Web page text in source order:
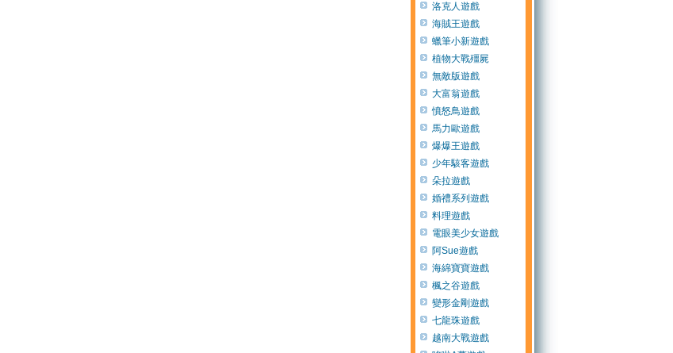
洛克人遊戲
海賊王遊戲
蠟筆小新遊戲
植物大戰殭屍
無敵版遊戲
大富翁遊戲
憤怒鳥遊戲
馬力歐遊戲
爆爆王遊戲
少年駭客遊戲
朵拉遊戲
婚禮系列遊戲
料理遊戲
電眼美少女遊戲
阿Sue遊戲
海綿寶寶遊戲
楓之谷遊戲
變形金剛遊戲
七龍珠遊戲
越南大戰遊戲